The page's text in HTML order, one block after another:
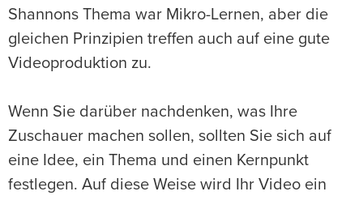
Shannons Thema war Mikro-Lernen, aber die
gleichen Prinzipien treffen auch auf eine gute
Videoproduktion zu.
Wenn Sie darüber nachdenken, was Ihre
Zuschauer machen sollen, sollten Sie sich auf
eine Idee, ein Thema und einen Kernpunkt
festlegen. Auf diese Weise wird Ihr Video ein